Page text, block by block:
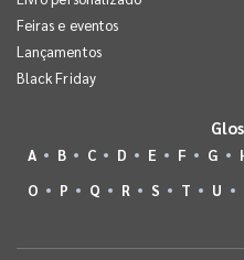
Feiras e eventos
Lançamentos
Black Friday
A B C D E F G
O
P Q R S T U